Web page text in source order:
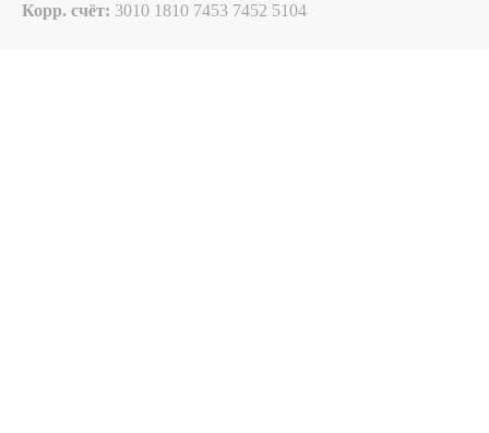
Корр. счёт: 3010 1810 7453 7452 5104